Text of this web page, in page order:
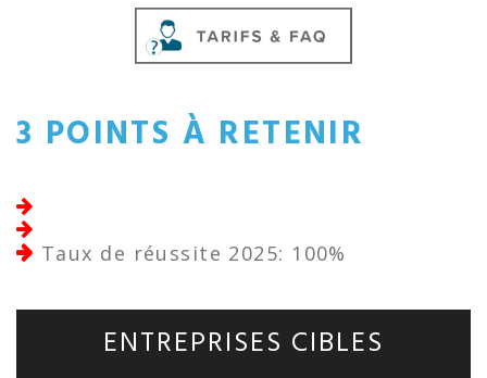
3 POINTS À RETENIR
Taux de réussite 2025: 100%
ENTREPRISES CIBLES